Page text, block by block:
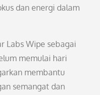
dan energi dalam
Labs Wipe sebagai
memulai hari
membantu
semangat dan